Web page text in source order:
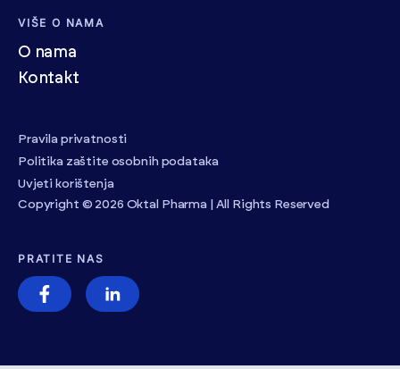
VIŠE O NAMA
O nama
Kontakt
Pravila privatnosti
Politika zaštite osobnih podataka
Uvjeti korištenja
Copyright © 2026 Oktal Pharma | All Rights Reserved
PRATITE NAS